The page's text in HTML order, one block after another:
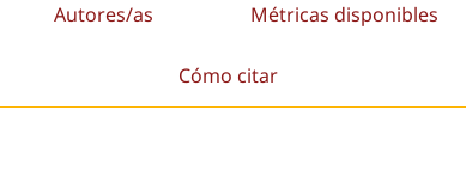
Autores/as Métricas disponibles
Cómo citar